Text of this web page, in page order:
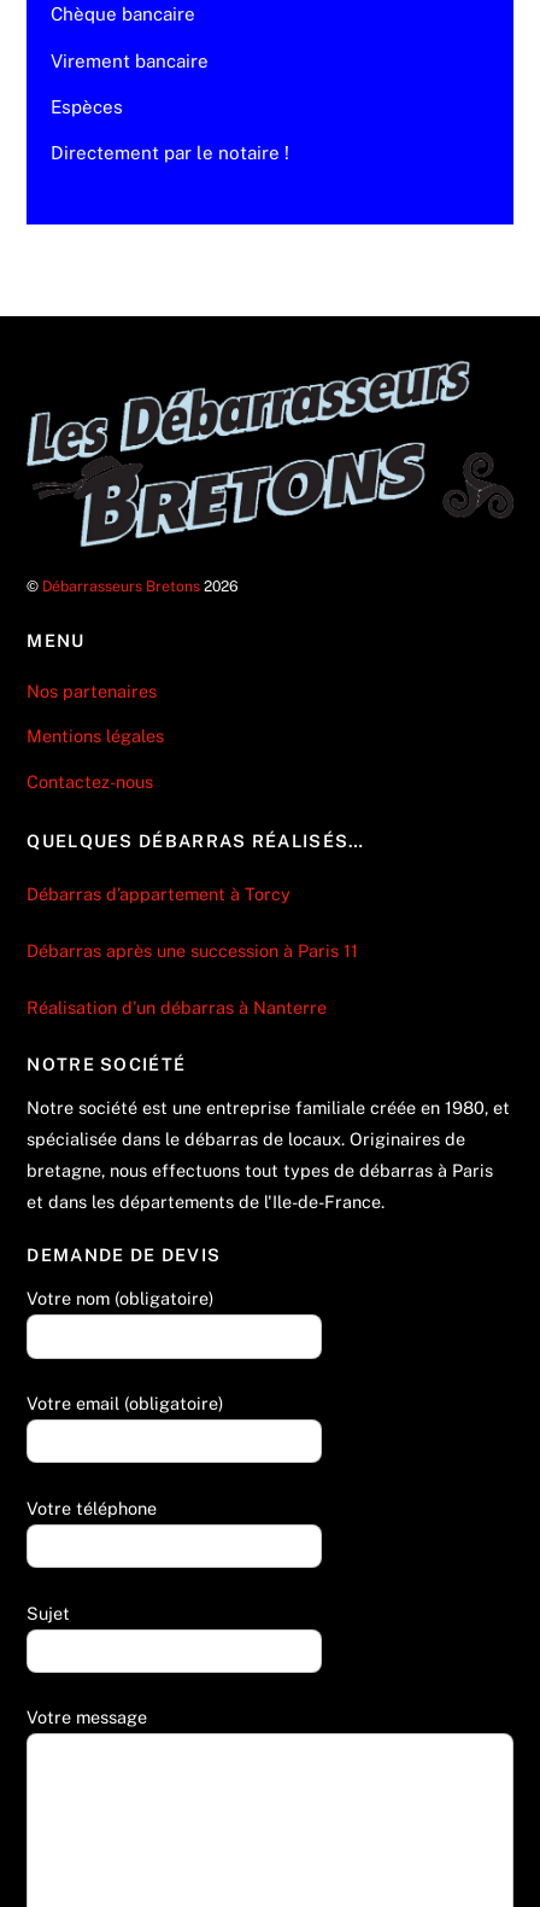
Chèque bancaire
Virement bancaire
Espèces
Directement par le notaire !
© Débarrasseurs Bretons 2026
MENU
Nos partenaires
Mentions légales
Contactez-nous
QUELQUES DÉBARRAS RÉALISÉS…
Débarras d’appartement à Torcy
Débarras après une succession à Paris 11
Réalisation d’un débarras à Nanterre
NOTRE SOCIÉTÉ
Notre société est une entreprise familiale créée en 1980, et
spécialisée dans le débarras de locaux. Originaires de
bretagne, nous effectuons tout types de débarras à Paris
et dans les départements de l'Ile-de-France.
DEMANDE DE DEVIS
Votre nom (obligatoire)
Votre email (obligatoire)
Votre téléphone
Sujet
Votre message